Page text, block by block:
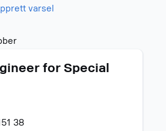
varsel
Søkeresultater
"software".
av
for Special
38